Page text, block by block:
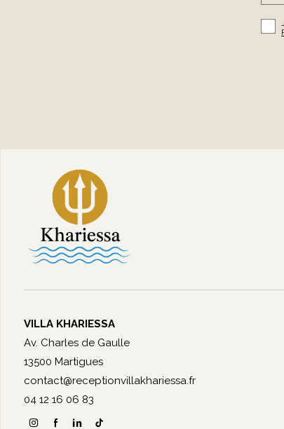
VILLA KHARIESSA
Av. Charles de Gaulle
13500 Martigues
contact@receptionvillakhariessa.fr
04 12 16 06 83